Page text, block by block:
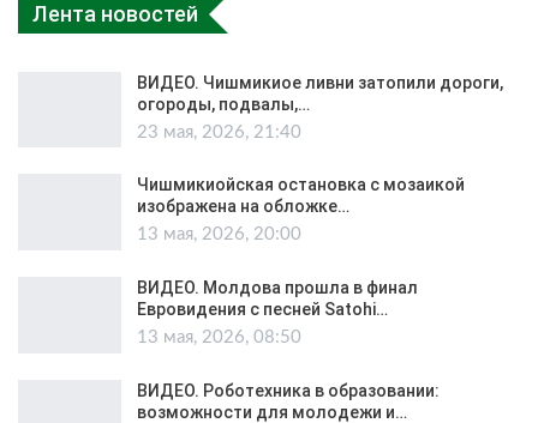
Лента новостей
ВИДЕО. Чишмикиое ливни затопили дороги,
огороды, подвалы,…
23 мая, 2026, 21:40
Чишмикиойская остановка с мозаикой
изображена на обложке…
13 мая, 2026, 20:00
ВИДЕО. Молдова прошла в финал
Евровидения с песней Satohi…
13 мая, 2026, 08:50
ВИДЕО. Роботехника в образовании:
возможности для молодежи и…